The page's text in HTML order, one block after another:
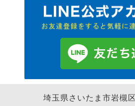
埼玉県さいたま市岩槻